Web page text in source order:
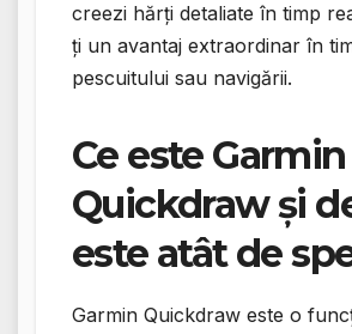
creezi hărți detaliate în timp
ți un avantaj extraordinar în
pescuitului sau navigării.
Ce este Garmin
Quickdraw și
este atât de
Garmin Quickdraw este o